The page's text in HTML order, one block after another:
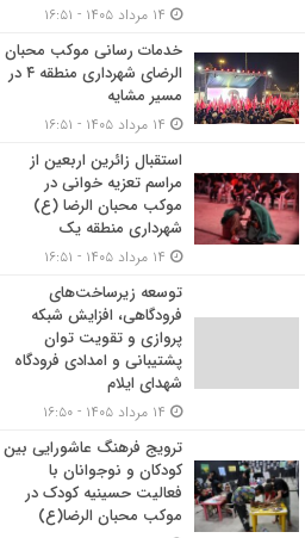
خدمات رسانی موکب محبان
الرضای شهرداری منطقه ۴ در
مسیر مشایه
استقبال زائرین اربعین از
مراسم تعزیه خوانی در
موکب محبان الرضا (ع)
شهرداری منطقه یک
توسعه زیرساخت‌های
فرودگاهی، افزایش شبکه
پروازی و تقویت توان
پشتیبانی و امدادی فرودگاه
شهدای ایلام
ترویج فرهنگ عاشورایی بین
کودکان و نوجوانان با
فعالیت حسینیه کودک در
موکب محبان الرضا(ع)